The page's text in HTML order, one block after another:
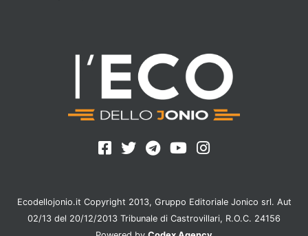
Ecodellojonio.it Copyright 2013, Gruppo Editoriale Jonico srl. Aut
02/13 del 20/12/2013 Tribunale di Castrovillari, R.O.C. 24156